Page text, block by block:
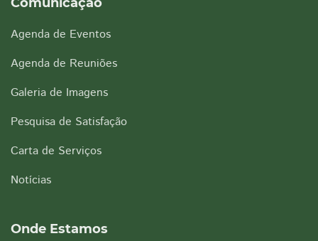
Agenda de Eventos
Agenda de Reuniões
Galeria de Imagens
Pesquisa de Satisfação
Carta de Serviços
Notícias
Onde Estamos